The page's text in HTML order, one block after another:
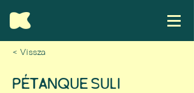
< Vissza
PÉTANQUE SULI